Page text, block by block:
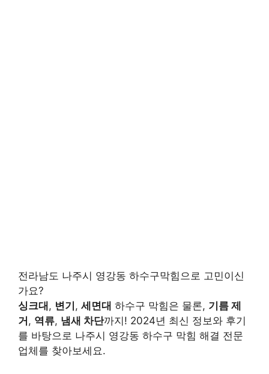
전라남도 나주시 영강동 하수구막힘으로 고민이신
가요?
싱크대 , 변기 , 세면대 하수구 막힘은 물론, 기름 제
거 , 역류, 냄새 차단까지! 2024년 최신 정보와 후기
를 바탕으로 나주시 영강동 하수구 막힘 해결 전문
업체를 찾아보세요.